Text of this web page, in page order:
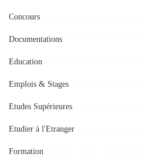
Concours
Documentations
Education
Emplois & Stages
Etudes Supérieures
Etudier à l'Etranger
Formation